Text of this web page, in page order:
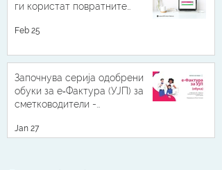
ги користат повратните
Feb 25
Започнува серија одобрени
обуки за е‑Фактура (УЈП) за
сметководители -
усовршеност со 3 КПУ поени
Jan 27